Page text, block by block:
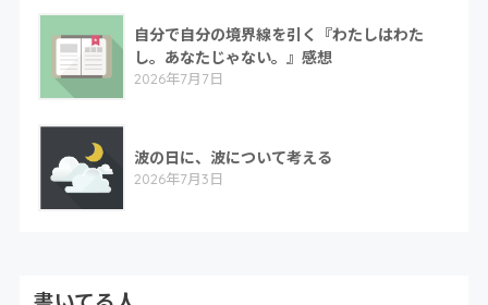
自分で自分の境界線を引く『わたしはわた
し。あなたじゃない。』感想
2026年7月7日
波の日に、波について考える
2026年7月3日